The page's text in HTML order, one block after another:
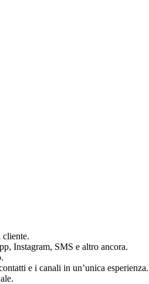
cliente.
Instagram, SMS e altro ancora.
e i canali in un’unica esperienza.